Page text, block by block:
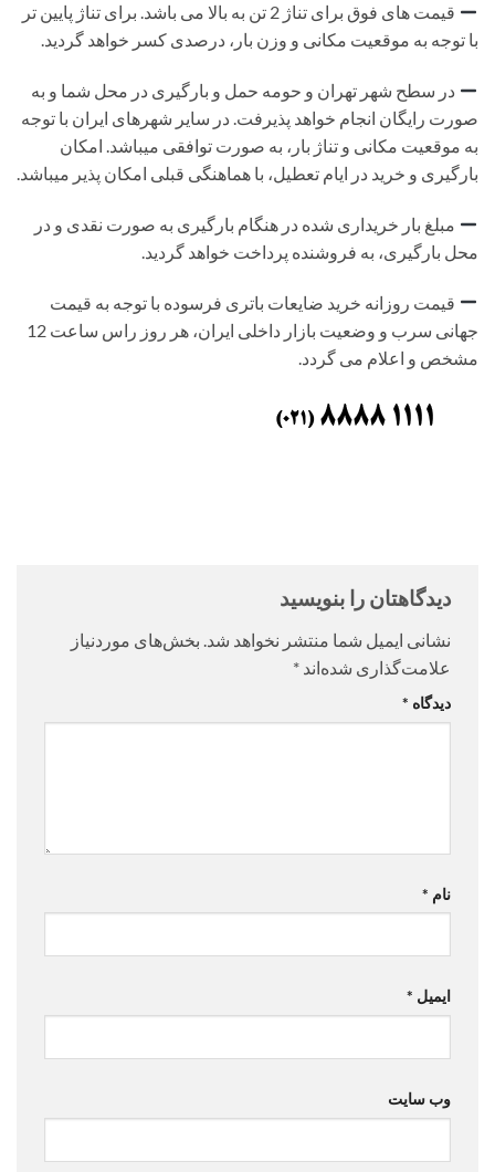
قیمت های فوق برای تناژ 2 تن به بالا می باشد. برای تناژ پایین تر
با توجه به موقعیت مکانی و وزن بار، درصدی کسر خواهد گردید.
در سطح شهر تهران و حومه حمل و بارگیری در محل شما و به
صورت رایگان انجام خواهد پذیرفت. در سایر شهرهای ایران با توجه
به موقعیت مکانی و تناژ بار، به صورت توافقی میباشد. امکان
بارگیری و خرید در ایام تعطیل، با هماهنگی قبلی امکان پذیر میباشد.
مبلغ بار خریداری شده در هنگام بارگیری به صورت نقدی و در
محل بارگیری، به فروشنده پرداخت خواهد گردید.
قیمت روزانه خرید ضایعات باتری فرسوده با توجه به قیمت
جهانی سرب و وضعیت بازار داخلی ایران، هر روز راس ساعت 12
مشخص و اعلام می گردد.
دیدگاهتان را بنویسید
نشانی ایمیل شما منتشر نخواهد شد. بخش‌های موردنیاز
علامت‌گذاری شده‌اند *
دیدگاه *
نام *
ایمیل *
وب‌ سایت